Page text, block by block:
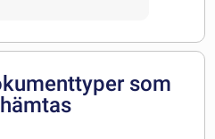
som